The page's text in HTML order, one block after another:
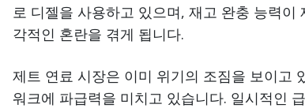
로 디젤을 사용하고 있으며, 재고 완충 능력
각적인 혼란을 겪게 됩니다.
제트 연료 시장은 이미 위기의 조짐을 보이고
워크에 파급력을 미치고 있습니다. 일시적인